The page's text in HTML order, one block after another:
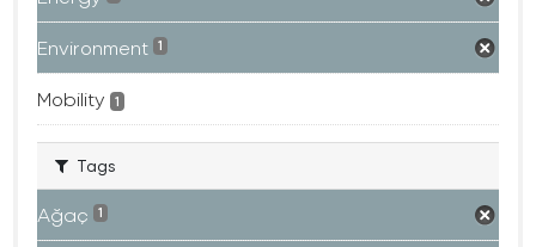
Environment 1
Mobility 1
Tags
Ağaç 1